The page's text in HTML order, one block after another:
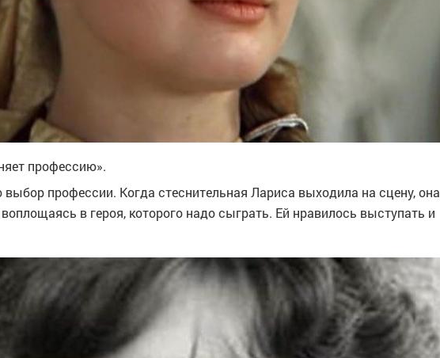
профессию».
выбор профессии. Когда стеснительная Лариса выходила на сцену, она
в героя, которого надо сыграть. Ей нравилось выступать и